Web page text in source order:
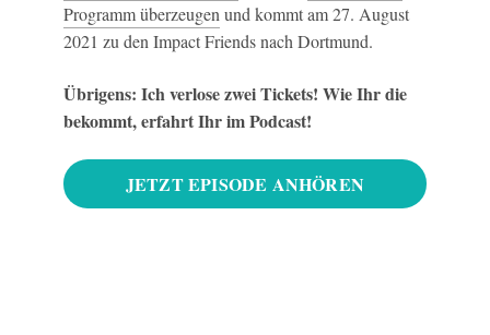
Programm überzeugenund kommt am 27. August
2021 zu den Impact Friends nach Dortmund.
Übrigens: Ich verlose zwei Tickets! Wie Ihr die
bekommt, erfahrt Ihr im Podcast!
JETZT EPISODE ANHÖREN